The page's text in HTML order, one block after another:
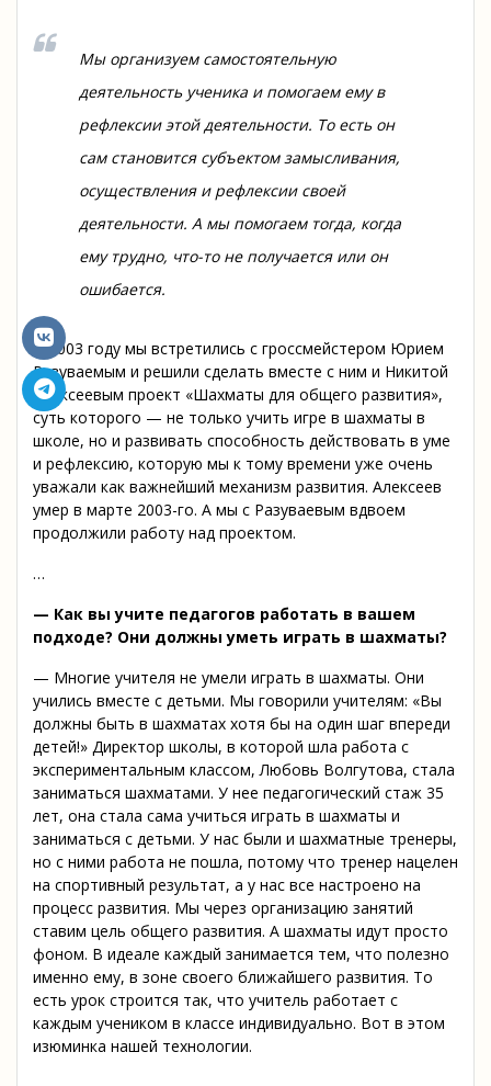
Мы организуем самостоятельную
деятельность ученика и помогаем ему в
рефлексии этой деятельности. То есть он
сам становится субъектом замысливания,
осуществления и рефлексии своей
деятельности. А мы помогаем тогда, когда
ему трудно, что-то не получается или он
ошибается.
В 2003 году мы встретились с гроссмейстером Юрием
Разуваемым и решили сделать вместе с ним и Никитой
Алексеевым проект «Шахматы для общего развития»,
суть которого — не только учить игре в шахматы в
школе, но и развивать способность действовать в уме
и рефлексию, которую мы к тому времени уже очень
уважали как важнейший механизм развития. Алексеев
умер в марте 2003-го. А мы с Разуваевым вдвоем
продолжили работу над проектом.
…
— Как вы учите педагогов работать в вашем
подходе? Они должны уметь играть в шахматы?
— Многие учителя не умели играть в шахматы. Они
учились вместе с детьми. Мы говорили учителям: «Вы
должны быть в шахматах хотя бы на один шаг впереди
детей!» Директор школы, в которой шла работа с
экспериментальным классом, Любовь Волгутова, стала
заниматься шахматами. У нее педагогический стаж 35
лет, она стала сама учиться играть в шахматы и
заниматься с детьми. У нас были и шахматные тренеры,
но с ними работа не пошла, потому что тренер нацелен
на спортивный результат, а у нас все настроено на
процесс развития. Мы через организацию занятий
ставим цель общего развития. А шахматы идут просто
фоном. В идеале каждый занимается тем, что полезно
именно ему, в зоне своего ближайшего развития. То
есть урок строится так, что учитель работает с
каждым учеником в классе индивидуально. Вот в этом
изюминка нашей технологии.